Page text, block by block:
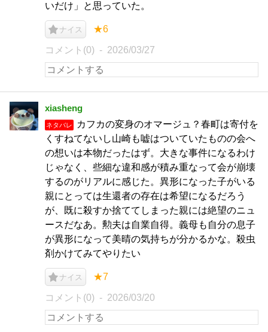
いだけ」と思っていた。
ナイス ★6
コメント(0) 2026/03/27
xiasheng
ネタバレ
カフカの変身のオマージュ？春町は寄付を
くすねてないし山崎も嘘はついていたものの会へ
の想いは本物だったはず。大きな事件になるわけ
じゃなく、些細な違和感が積み重なって会が崩壊
するのがリアルに感じた。異形になった子がいる
親にとっては生還者の存在は希望になるだろう
が、既に殺すか捨ててしまった親には絶望のニュ
ースだなあ。勲夫は自業自得。義母も自分の息子
が異形になって美晴の気持ちが分かるかな。殺虫
剤かけてみてやりたい
ナイス ★7
コメント(0) 2026/03/20